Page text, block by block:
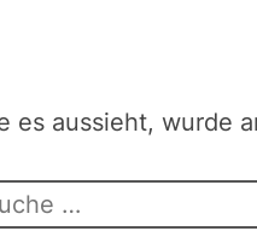
es aussieht, wurde